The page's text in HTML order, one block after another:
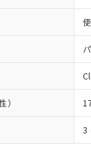
）
3
取引先、または
制御機器販売店
ン制御機器販売
販売ネットワーク
。
況および標準価
承諾なく第三者に
ーツ機能（部品リ
以下、フタル酸ジ
以下
ル類の４物質について
いことを確認していま
月
切り替え状況など
ことがあります。
、 BBP(フタル
ビス(2-エチルヘキシル
使用期限
物質（10物質）の
あることを示しま
常の使用状況下に
えいし、環境に
必要な手段を講じ
学兵器、生物兵
びにこれらの製
しません。
、貴社製品を第
、上記1、2および
者に通知します。
および販売に係わ
出するおそれがあ
一定数には満たない
在庫なし(最新の在
いては、お客様のお
たはお客様担当のオ
機器販売店・当社販
ください)
受注生産機種、また